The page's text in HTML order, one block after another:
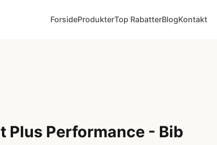
ForsideProdukterTop RabatterBlogKontakt
Plus Performance - Bib